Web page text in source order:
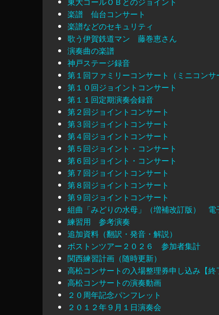
東大コールＯＢとのジョイント
楽譜 仙台コンサート
楽譜などのセキュリティ
歌う伊賀鉄道マン 藤巻恵さん
演奏曲の楽譜
神戸ステージ録音
第１回ファミリーコンサート（ミニコン
第１０回ジョイントコンサート
第１１回定期演奏会録音
第２回ジョイントコンサート
第３回ジョイントコンサート
第４回ジョイントコンサート
第５回ジョイント・コンサート
第６回ジョイント・コンサート
第７回ジョイントコンサート
第８回ジョイントコンサート
第９回ジョイントコンサート
組曲「みどりの水母」（増補改訂版） 電
練習用 参考演奏
追加資料（翻訳・発音・解説）
ボストンツアー２０２６ 参加者集計
関西練習計画（随時更新）
高松コンサートの入場整理券申し込み【
高松コンサートの演奏動画
２０周年記念パンフレット
２０１２年９月１日演奏会